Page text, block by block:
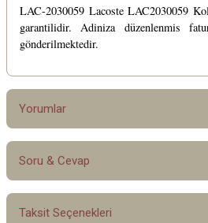
LAC-2030059 Lacoste LAC2030059
garantilidir. Adiniza düzenlenmis
gönderilmektedir.
Yorumlar
Bu ürüne ilk yorumu
Soru & Cevap
Taksit Seçenekleri